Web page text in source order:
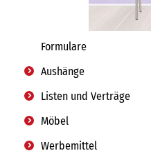
Formulare
Aushänge
Listen und Verträge
Möbel
Werbemittel